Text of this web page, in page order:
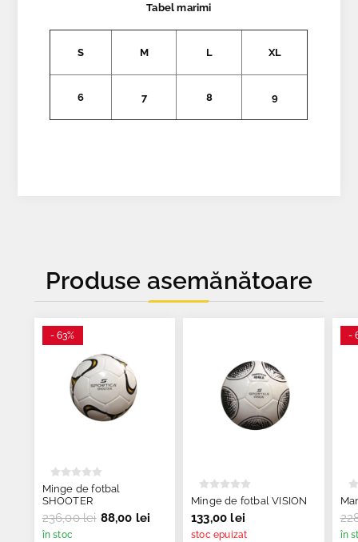
Tabel marimi
S M L XL
6 7 8 9
Produse asemănătoare
- 63%
Minge de fotbal
SHOOTER
236,00 lei 88,00 lei
în stoc
Minge de fotbal VISION
133,00 lei
stoc epuizat
-
în